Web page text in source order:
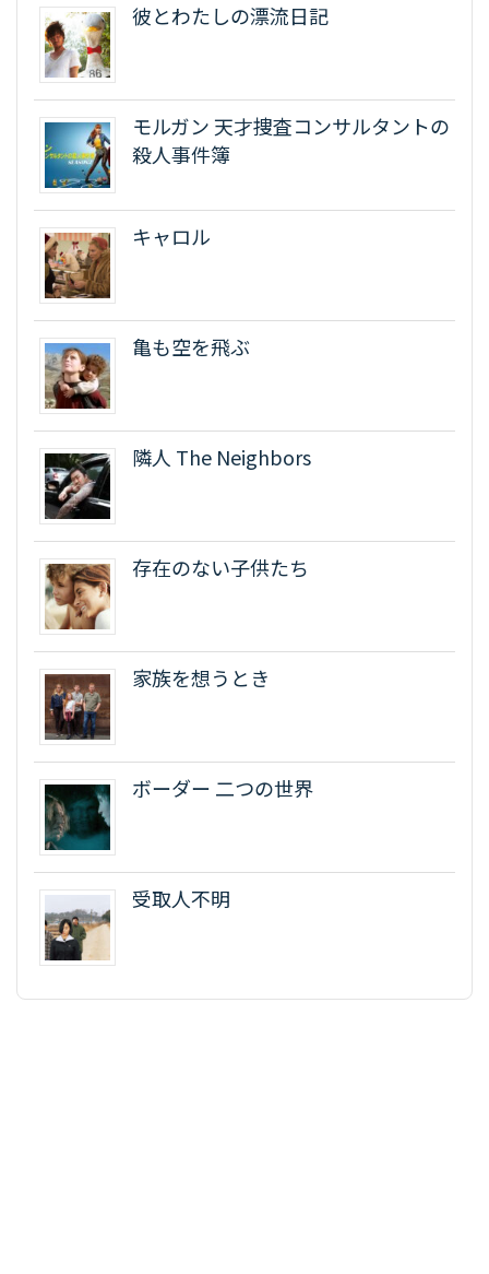
彼とわたしの漂流日記
モルガン 天才捜査コンサルタントの
殺人事件簿
キャロル
亀も空を飛ぶ
隣人 The Neighbors
存在のない子供たち
家族を想うとき
ボーダー 二つの世界
受取人不明